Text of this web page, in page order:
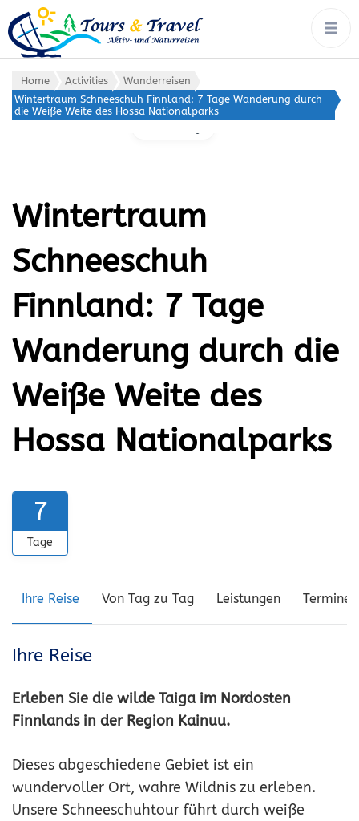
aktiv- &
Rad, Wandern, Wasser,
Gepäcktransport
Home
Activities
Wanderreisen
Wintertraum Schneeschuh Finnland: 7 Tage Wanderung durch
die Weiße Weite des Hossa Nationalparks
Wintertraum
Schneeschuh
Finnland: 7 Tage
Wanderung durch die
Weiße Weite des
Hossa Nationalparks
7
Tage
Ihre Reise Von Tag zu Tag Leistungen Termine
Ihre Reise
Erleben Sie die wilde Taiga im Nordosten
Finnlands in der Region Kainuu.
Dieses abgeschiedene Gebiet ist ein
wundervoller Ort, wahre Wildnis zu erleben.
Unsere Schneeschuhtour führt durch weiße